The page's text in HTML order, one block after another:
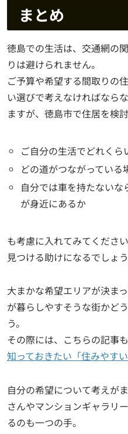
まとめ
徳島での生活は、交通網の
りは避けられません。
ご予算や希望する間取りの
い選びで考えなければなら
ますが、徳島市で住居を検
ご自分の生活でどれくら
どの道がつながっている
自分では車を持たない
が身近にあるか
も考慮に入れてみてくださ
見つける助けになるでしょう
大まかな希望エリアが決ま
が暮らしやすそうな街かど
う。
その際には、こちらの記事
知っておきたい「住みやす
自分の希望について考えが
さんやマンションギャラリ
るのも一つの手。